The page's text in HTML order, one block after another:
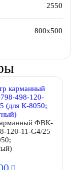
2550
800x500
ФВК-
120-11-G4/25